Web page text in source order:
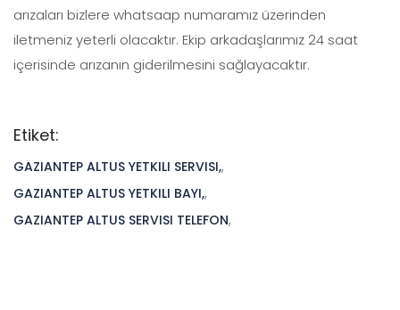
arızaları bizlere whatsaap numaramız üzerinden
iletmeniz yeterli olacaktır. Ekip arkadaşlarımız 24 saat
içerisinde arızanın giderilmesini sağlayacaktır.
Etiket:
GAZIANTEP ALTUS YETKILI SERVISI,,
GAZIANTEP ALTUS YETKILI BAYI,,
GAZIANTEP ALTUS SERVISI TELEFON,